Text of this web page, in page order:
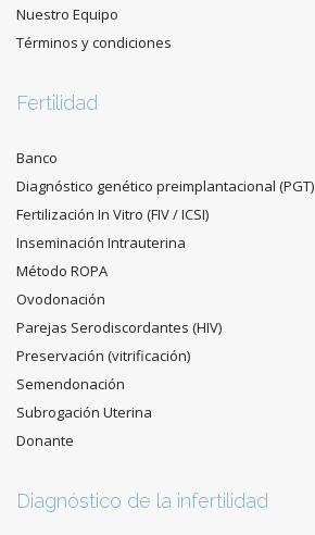
Nuestro Equipo
Términos y condiciones
Fertilidad
Banco
Diagnóstico genético preimplantacional (PGT)
Fertilización In Vitro (FIV / ICSI)
Inseminación Intrauterina
Método ROPA
Ovodonación
Parejas Serodiscordantes (HIV)
Preservación (vitrificación)
Semendonación
Subrogación Uterina
Donante
Diagnóstico de la infertilidad